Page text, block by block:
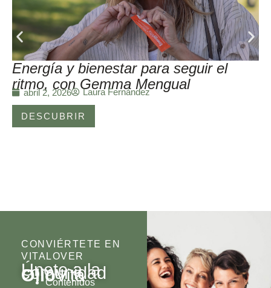
Energía y bienestar para seguir el
ritmo, con Gemma Mengual
abril 2, 2026 Laura Fernández
DESCUBRIR
CONVIÉRTETE EN
VITALOVER
Únete a la
comunidad
OlioVita
Contenidos